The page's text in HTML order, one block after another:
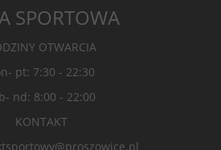
SPORTOWA
OTWARCIA
pt: 7:30 - 22:30
nd: 8:00 - 22:00
KONTAKT